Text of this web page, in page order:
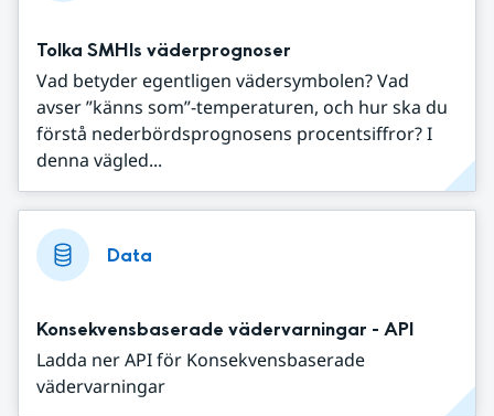
Tolka SMHIs väderprognoser
Vad betyder egentligen vädersymbolen? Vad
avser ”känns som”-temperaturen, och hur ska du
förstå nederbördsprognosens procentsiffror? I
denna vägled...
Data
Konsekvensbaserade vädervarningar - API
Ladda ner API för Konsekvensbaserade
vädervarningar